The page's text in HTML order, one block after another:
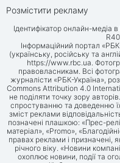
Розмістити рекламу
Ідентифікатор онлайн-медіа
Інформаційний портал
(українську, російську та
https://www.rbc.ua.
правовласникам. Всі
журналісти «РБК-Україна»,
Commons Attribution 4.0
не поділяти точку зору
спростуванню та доведенню
зміст реклами
позначені плашкою: «Прес-
матеріал», «Promo»,
правах реклами і призначені,
річного віку. «Новини
охоплює новини, події та